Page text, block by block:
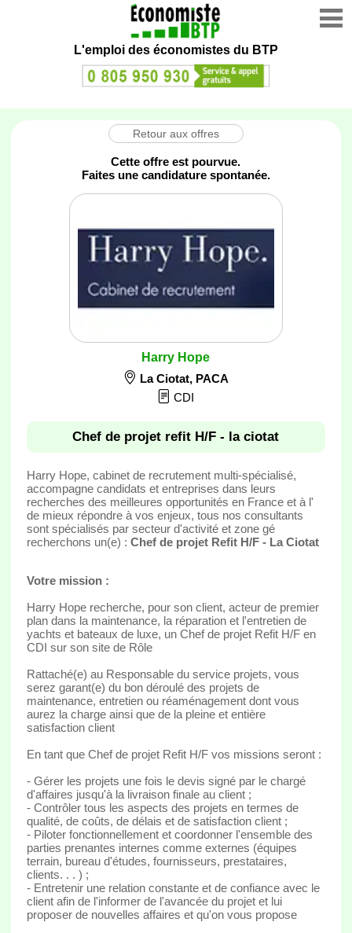
L'emploi des économistes du BTP
Retour aux offres
Cette offre est pourvue.
Faites une candidature spontanée.
Harry Hope
La Ciotat, PACA
CDI
Chef de projet refit H/F - la ciotat
Harry Hope, cabinet de recrutement multi-spécialisé,
accompagne candidats et entreprises dans leurs
recherches des meilleures opportunités en France et à l'
de mieux répondre à vos enjeux, tous nos consultants
sont spécialisés par secteur d'activité et zone gé
recherchons un(e) : Chef de projet Refit H/F - La Ciotat
Votre mission :
Harry Hope recherche, pour son client, acteur de premier
plan dans la maintenance, la réparation et l'entretien de
yachts et bateaux de luxe, un Chef de projet Refit H/F en
CDI sur son site de Rôle
Rattaché(e) au Responsable du service projets, vous
serez garant(e) du bon déroulé des projets de
maintenance, entretien ou réaménagement dont vous
aurez la charge ainsi que de la pleine et entière
satisfaction client
En tant que Chef de projet Refit H/F vos missions seront :
- Gérer les projets une fois le devis signé par le chargé
d'affaires jusqu'à la livraison finale au client ;
- Contrôler tous les aspects des projets en termes de
qualité, de coûts, de délais et de satisfaction client ;
- Piloter fonctionnellement et coordonner l'ensemble des
parties prenantes internes comme externes (équipes
terrain, bureau d'études, fournisseurs, prestataires,
clients. . . ) ;
- Entretenir une relation constante et de confiance avec le
client afin de l'informer de l'avancée du projet et lui
proposer de nouvelles affaires et qu'on vous propose